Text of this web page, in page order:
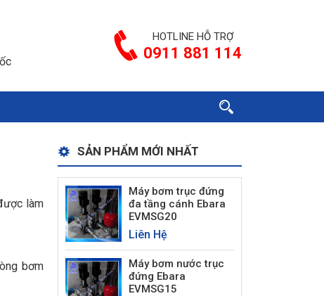
HOTLINE HỖ TRỢ
0911 881 114
làm
bơm
SẢN PHẨM MỚI NHẤT
Máy bơm trục đứng
đa tầng cánh Ebara
EVMSG20
Liên Hệ
Máy bơm nước trục
đứng Ebara
EVMSG15